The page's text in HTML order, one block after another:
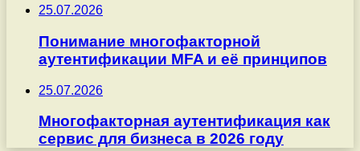
25.07.2026
Понимание многофакторной
аутентификации MFA и её принципов
25.07.2026
Многофакторная аутентификация как
сервис для бизнеса в 2026 году